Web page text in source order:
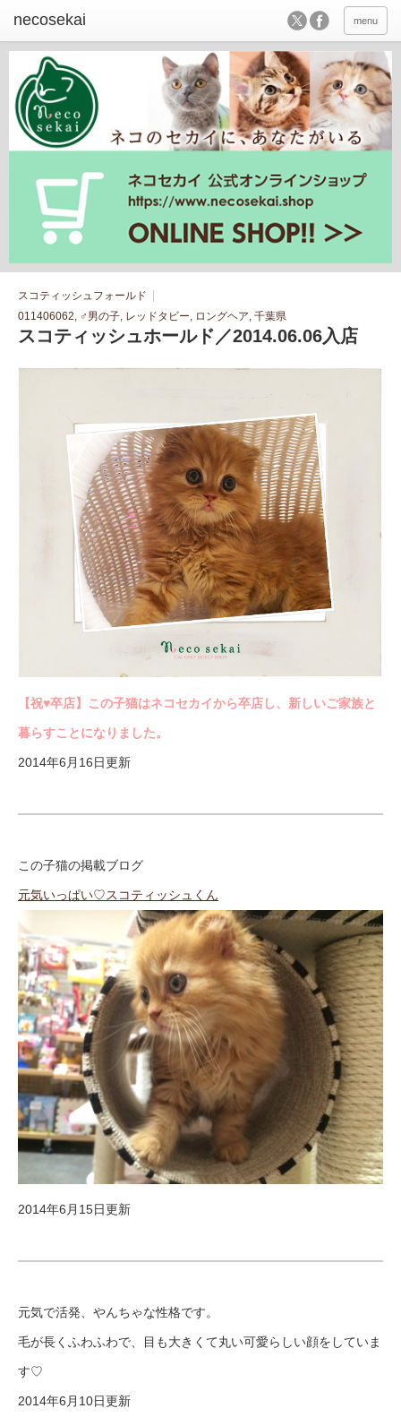
menu
スコティッシュフォールド
011406062, ♂男の子, レッドタビー, ロングヘア, 千葉県
スコティッシュホールド／2014.06.06入店
【祝♥︎卒店】この子猫はネコセカイから卒店し、新しいご家族と
暮らすことになりました。
2014年6月16日更新
この子猫の掲載ブログ
元気いっぱい♡スコティッシュくん
2014年6月15日更新
元気で活発、やんちゃな性格です。
毛が長くふわふわで、目も大きくて丸い可愛らしい顔をしていま
す♡
2014年6月10日更新